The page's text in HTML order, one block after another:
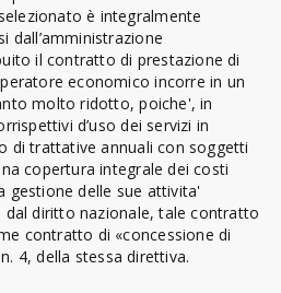
è integralmente
dall’amministrazione
il contratto di prestazione di
economico incorre in un
molto ridotto, poiche', in
d’uso dei servizi in
di trattative annuali con soggetti
copertura integrale dei costi
gestione delle sue attivita'
diritto nazionale, tale contratto
contratto di «concessione di
4, della stessa direttiva.